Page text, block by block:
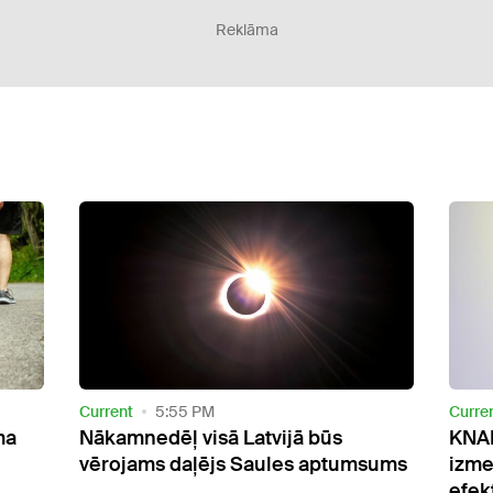
Reklāma
Current 6:38 AM
KNAB esošo korupcijas
izmeklēšanas modeli nosauc par